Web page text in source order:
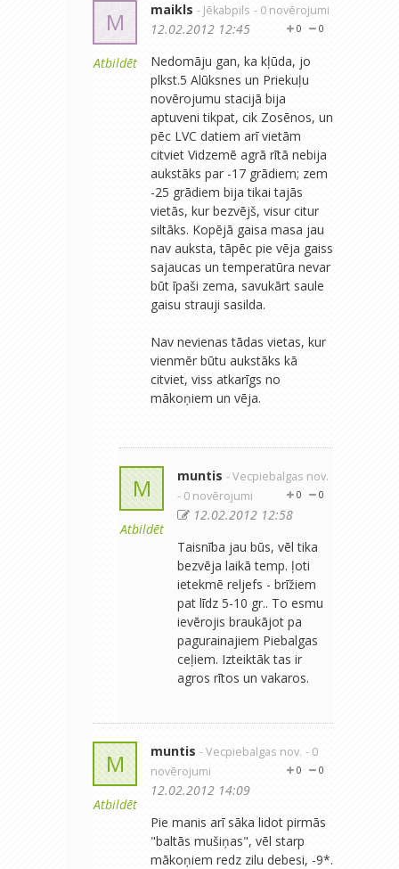
M
Atbildēt
maikls - Jēkabpils - 0 novērojumi
0
0
12.02.2012 12:45
Nedomāju gan, ka kļūda, jo
plkst.5 Alūksnes un Priekuļu
novērojumu stacijā bija
aptuveni tikpat, cik Zosēnos, un
pēc LVC datiem arī vietām
citviet Vidzemē agrā rītā nebija
aukstāks par -17 grādiem; zem
-25 grādiem bija tikai tajās
vietās, kur bezvējš, visur citur
siltāks. Kopējā gaisa masa jau
nav auksta, tāpēc pie vēja gaiss
sajaucas un temperatūra nevar
būt īpaši zema, savukārt saule
gaisu strauji sasilda.
Nav nevienas tādas vietas, kur
vienmēr būtu aukstāks kā
citviet, viss atkarīgs no
mākoņiem un vēja.
M
Atbildēt
muntis - Vecpiebalgas nov.
- 0 novērojumi
0
0
12.02.2012 12:58
Taisnība jau būs, vēl tika
bezvēja laikā temp. ļoti
ietekmē reljefs - brīžiem
pat līdz 5-10 gr.. To esmu
ievērojis braukājot pa
pagurainajiem Piebalgas
ceļiem. Izteiktāk tas ir
agros rītos un vakaros.
M
Atbildēt
muntis - Vecpiebalgas nov. - 0
novērojumi
0
0
12.02.2012 14:09
Pie manis arī sāka lidot pirmās
"baltās mušiņas", vēl starp
mākoņiem redz zilu debesi, -9*.